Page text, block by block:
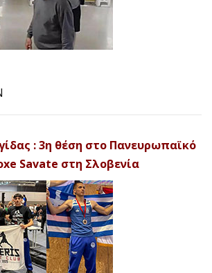
: 3η θέση στο Πανευρωπαϊκό
Savate στη Σλοβενία